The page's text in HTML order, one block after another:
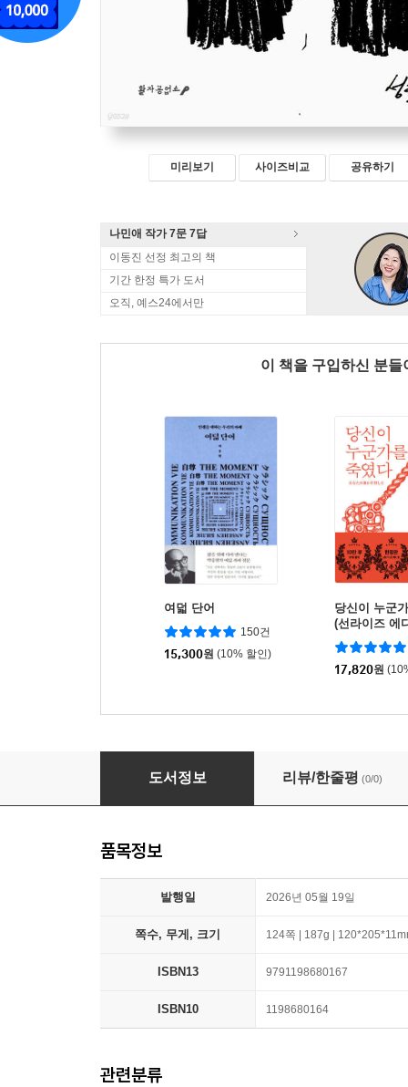
미리보기 사이즈비교 공유하기
나민애 작가 7문 7답
이동진 선정 최고의 책
기간 한정 특가 도서
오직, 예스24에서만
이 책을 구입하신 분
여덟 단어
150건
15,300원 (10% 할인)
당신이 누군
(선라이즈 에
17,820원
추신 일은 소모되지 않을 만큼만, 삶은 무너지
도서정보 리뷰/한줄평 (0/0)
품목정보
발행일 2026년 05월 19일
쪽수, 무게, 크기 124쪽 | 187g |
ISBN13 9791198680167
ISBN10 1198680164
관련분류